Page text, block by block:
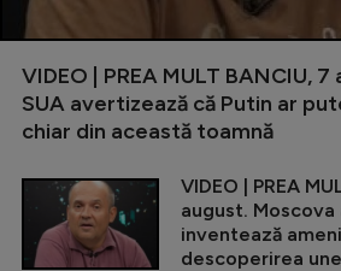
VIDEO | PREA MULT BANCIU,
SUA avertizează că Putin ar
chiar din această toamnă
VIDEO | PREA
august. Moscova
inventează
descoperirea